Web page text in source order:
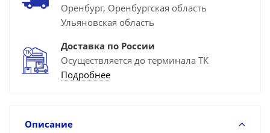
Оренбург, Оренбургская область
Ульяновская область
Доставка по России
Осуществляется до терминала ТК
Подробнее
Описание